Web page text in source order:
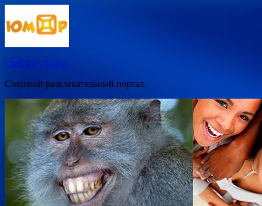
к
содержимому
СМЕХО-ПАТИ
Смешной развлекательный портал.